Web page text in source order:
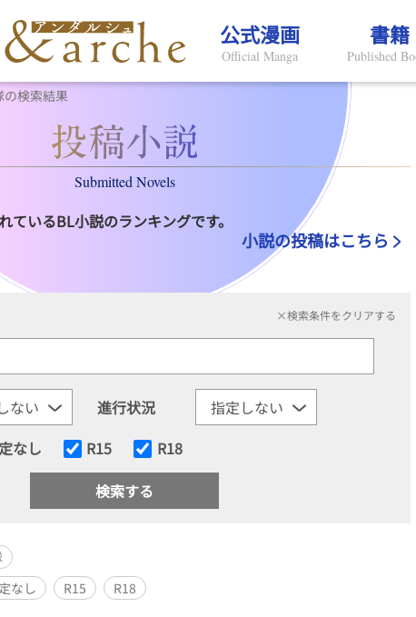
公式漫画
Official Manga
書籍
Published
の検索結果
Submitted Novels
ているBL小説のランキングです。
小説の投稿はこちら
×検索条件をクリアする
進行状況
なし R15 R18
なし R15 R18